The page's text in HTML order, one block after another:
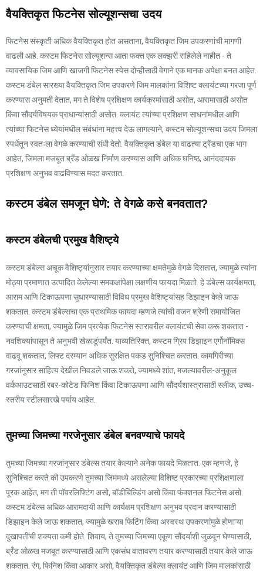
वैयक्तिकृत फिटनेस सोल्यूशन्सचा उदय
फिटनेस संस्कृती अधिक वैयक्तिकृत होत असताना, वैयक्तिकृत जिम उपकरणांची मागणी
वाढली आहे. कस्टम फिटनेस सोल्यूशन्स आता फक्त एक लक्झरी राहिलेले नाहीत - ते
व्यावसायिक जिम आणि खाजगी फिटनेस स्पेस दोन्हीसाठी वेगाने एक मानक अपेक्षा बनत आहेत.
कस्टम डंबेल सारख्या वैयक्तिकृत जिम उपकरणे जिम मालकांना विशिष्ट क्लायंटच्या गरजा पूर्ण
करण्यास अनुमती देतात, मग ते विशेष प्रशिक्षण कार्यक्रमांसाठी असोत, आरामासाठी असोत
किंवा सौंदर्यविषयक प्राधान्यांसाठी असोत. क्लायंट त्यांच्या प्रशिक्षण साधनांमधील आणि
त्यांच्या फिटनेस ध्येयांमधील संबंधांना महत्त्व देऊ लागल्याने, कस्टम सोल्यूशन्सचा उदय जिमला
स्पर्धेतून स्वतःला वेगळे करण्याची संधी देतो. वैयक्तिकृत डंबेल या वाढत्या ट्रेंडचा एक भाग
आहेत, जिमला मजबूत ब्रँड ओळख निर्माण करण्यास आणि अधिक घनिष्ठ, आनंददायक
प्रशिक्षण अनुभव वाढविण्यास मदत करतात.
कस्टम डंबेल समजून घेणे: ते वेगळे कसे बनवतात?
कस्टम डंबेलची प्रमुख वैशिष्ट्ये
कस्टम डंबेल्स अचूक वैशिष्ट्यांनुसार तयार करण्याच्या क्षमतेमुळे वेगळे दिसतात, ज्यामुळे त्यांना
मोठ्या प्रमाणात उत्पादित केलेल्या समकक्षांपेक्षा लक्षणीय फायदा मिळतो. हे डंबेल्स कार्यक्षमता,
आराम आणि टिकाऊपणा सुधारण्यासाठी विविध प्रमुख वैशिष्ट्यांसह डिझाइन केले जाऊ
शकतात. कस्टम डंबेल्सचा एक प्राथमिक फायदा म्हणजे त्यांची वजन श्रेणी समायोजित
करण्याची क्षमता, ज्यामुळे जिम प्रत्येक फिटनेस स्तरावरील क्लायंटची सेवा करू शकतात -
नवशिक्यांपासून ते अनुभवी खेळाडूंपर्यंत. याव्यतिरिक्त, कस्टम ग्रिप डिझाइन एर्गोनॉमिक्स
वाढवू शकतात, लिफ्ट दरम्यान अधिक सुरक्षित पकड सुनिश्चित करतात. कामगिरीच्या
गरजांनुसार साहित्य देखील निवडले जाऊ शकते, ज्यामध्ये शांत, मजल्यावरील-अनुकूल
वर्कआउटसाठी रबर-कोटेड फिनिश किंवा टिकाऊपणा आणि सौंदर्यशास्त्रासाठी स्लीक, उच्च-
स्तरीय स्टीलसारखे पर्याय आहेत.
तुमच्या जिमच्या गरजेनुसार डंबेल बनवण्याचे फायदे
तुमच्या जिमच्या गरजांनुसार डंबेल्स तयार केल्याने अनेक फायदे मिळतात. एक म्हणजे, हे
सुनिश्चित करते की उपकरणे तुमच्या जिममध्ये असलेल्या विशिष्ट प्रकारच्या प्रशिक्षणाला
पूरक आहेत, मग ती पॉवरलिफ्टिंग असो, बॉडीबिल्डिंग असो किंवा फंक्शनल फिटनेस असो.
कस्टम डंबेल्स अधिक आरामदायी आणि कार्यक्षम प्रशिक्षण अनुभव प्रदान करण्यासाठी
डिझाइन केले जाऊ शकतात, ज्यामुळे खराब फिटिंग किंवा अस्वस्थ उपकरणांमुळे होणाऱ्या
दुखापतींची शक्यता कमी होते. शिवाय, ते तुमच्या जिमच्या एकूण सौंदर्याशी जुळवून घेण्यासाठी,
ब्रँड ओळख मजबूत करण्यासाठी आणि एकसंध वातावरण तयार करण्यासाठी तयार केले जाऊ
शकतात. रंग, फिनिश किंवा आकार असो, वैयक्तिकृत डंबेल्स क्लायंट आणि जिम मालकांसाठी